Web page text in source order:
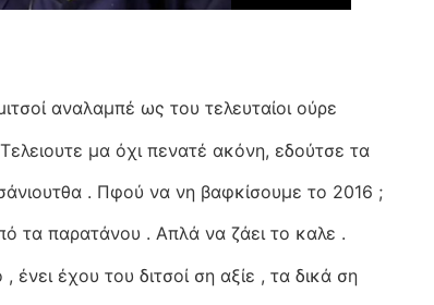
αναλαμπέ ως του τελευταίοι ούρε
μα όχι πενατέ ακόνη, εδούτσε τα
. Πφού να νη βαφκίσουμε το 2016 ;
τα παρατάνου . Απλά να ζάει το καλε .
ένει έχου του διτσοί ση αξίε , τα δικά ση